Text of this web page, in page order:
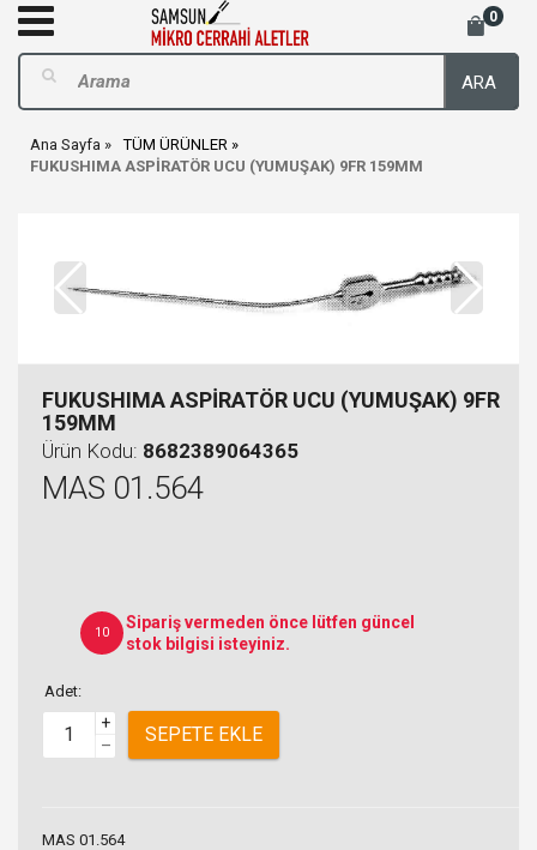
0
ARA
Ana Sayfa
TÜM ÜRÜNLER
FUKUSHIMA ASPİRATÖR UCU (YUMUŞAK) 9FR 159MM
FUKUSHIMA ASPİRATÖR UCU (YUMUŞAK) 9FR
159MM
Ürün Kodu: 8682389064365
MAS 01.564
10
Sipariş vermeden önce lütfen güncel
stok bilgisi isteyiniz.
Adet:
+
–
SEPETE EKLE
MAS 01.564